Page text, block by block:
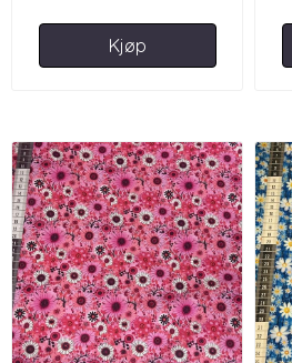
Kjøp